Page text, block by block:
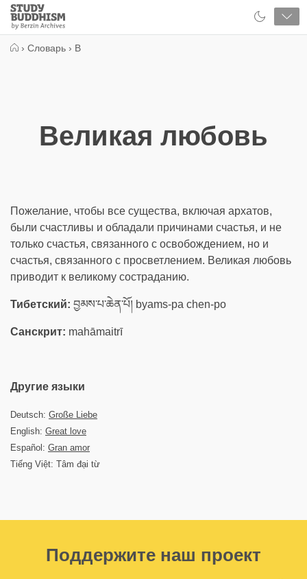
Close
Study
Buddhism
› Словарь › В
Великая любовь
Пожелание, чтобы все существа, включая архатов,
были счастливы и обладали причинами счастья, и не
только счастья, связанного с освобождением, но и
счастья, связанного с просветлением. Великая любовь
приводит к великому состраданию.
Тибетский: བྱམས་པ་ཆེན་པོ། byams-pa chen-po
Санскрит: mahāmaitrī
Другие языки
Deutsch: Große Liebe
English: Great love
Español: Gran amor
Tiếng Việt: Tâm đại từ
Поддержите наш проект